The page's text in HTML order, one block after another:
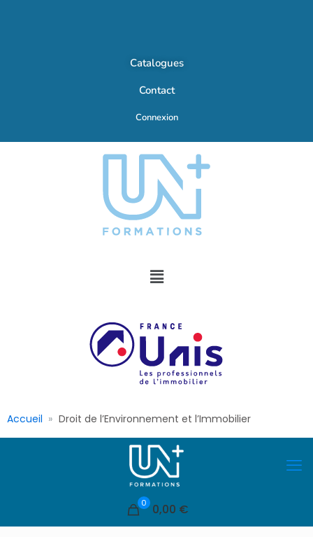
Catalogues
Contact
Connexion
Accueil Droit de l’Environnement et l’Immobilier
0 0,00 €